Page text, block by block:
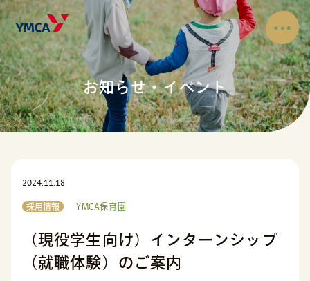
お知らせ・イベント
2024.11.18
採用情報 YMCA保育園
（現役学生向け）インターンシップ
（就職体験）のご案内